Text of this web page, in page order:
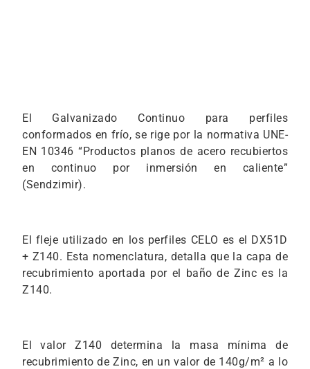
El Galvanizado Continuo para perfiles
conformados en frío, se rige por la normativa UNE-
EN 10346 “Productos planos de acero recubiertos
en continuo por inmersión en caliente”
(Sendzimir).
El fleje utilizado en los perfiles CELO es el DX51D
+ Z140. Esta nomenclatura, detalla que la capa de
recubrimiento aportada por el baño de Zinc es la
Z140.
El valor Z140 determina la masa mínima de
recubrimiento de Zinc, en un valor de 140g/m² a lo